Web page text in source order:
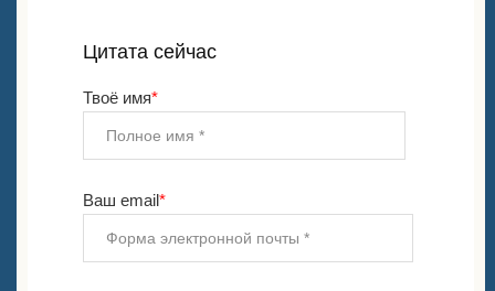
Цитата сейчас
Твоё имя*
Ваш email*